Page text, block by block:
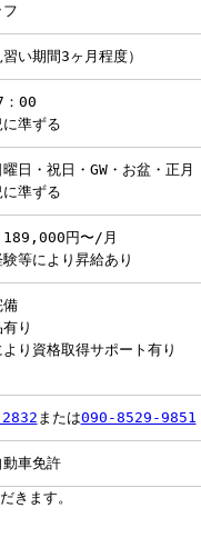
い期間3ヶ月程度）
：00
準ずる
日・祝日・GW・お盆・正月
準ずる
189,000円〜/月
等により昇給あり
備
り
り資格取得サポート有り
または090-8529-9851
車免許
きます。